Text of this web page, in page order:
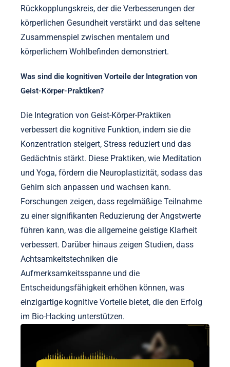
Rückkopplungskreis, der die Verbesserungen der
körperlichen Gesundheit verstärkt und das seltene
Zusammenspiel zwischen mentalem und
körperlichem Wohlbefinden demonstriert.
Was sind die kognitiven Vorteile der Integration von
Geist-Körper-Praktiken?
Die Integration von Geist-Körper-Praktiken
verbessert die kognitive Funktion, indem sie die
Konzentration steigert, Stress reduziert und das
Gedächtnis stärkt. Diese Praktiken, wie Meditation
und Yoga, fördern die Neuroplastizität, sodass das
Gehirn sich anpassen und wachsen kann.
Forschungen zeigen, dass regelmäßige Teilnahme
zu einer signifikanten Reduzierung der Angstwerte
führen kann, was die allgemeine geistige Klarheit
verbessert. Darüber hinaus zeigen Studien, dass
Achtsamkeitstechniken die
Aufmerksamkeitsspanne und die
Entscheidungsfähigkeit erhöhen können, was
einzigartige kognitive Vorteile bietet, die den Erfolg
im Bio-Hacking unterstützen.